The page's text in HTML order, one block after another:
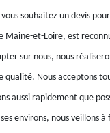
vous souhaitez un devis
Maine-et-Loire, est
sur nous, nous
Nous acceptons
aussi rapidement que
environs, nous veillons